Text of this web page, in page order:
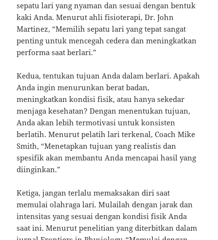
sepatu lari yang nyaman dan sesuai dengan bentuk
kaki Anda. Menurut ahli fisioterapi, Dr. John
Martinez, “Memilih sepatu lari yang tepat sangat
penting untuk mencegah cedera dan meningkatkan
performa saat berlari.”
Kedua, tentukan tujuan Anda dalam berlari. Apakah
Anda ingin menurunkan berat badan,
meningkatkan kondisi fisik, atau hanya sekedar
menjaga kesehatan? Dengan menentukan tujuan,
Anda akan lebih termotivasi untuk konsisten
berlatih. Menurut pelatih lari terkenal, Coach Mike
Smith, “Menetapkan tujuan yang realistis dan
spesifik akan membantu Anda mencapai hasil yang
diinginkan.”
Ketiga, jangan terlalu memaksakan diri saat
memulai olahraga lari. Mulailah dengan jarak dan
intensitas yang sesuai dengan kondisi fisik Anda
saat ini. Menurut penelitian yang diterbitkan dalam